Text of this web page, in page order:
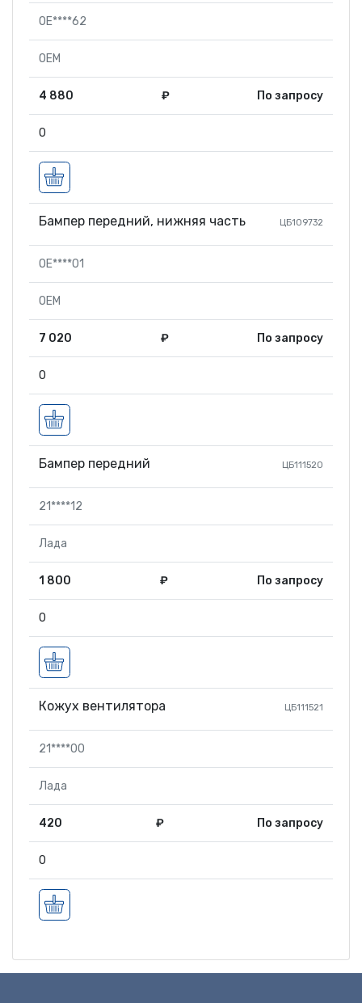
OE****62
OEM
4 880 ₽ По запросу
0
Бампер передний, нижняя часть ЦБ109732
OE****01
OEM
7 020 ₽ По запросу
0
Бампер передний ЦБ111520
21****12
Лада
1 800 ₽ По запросу
0
Кожух вентилятора ЦБ111521
21****00
Лада
420 ₽ По запросу
0